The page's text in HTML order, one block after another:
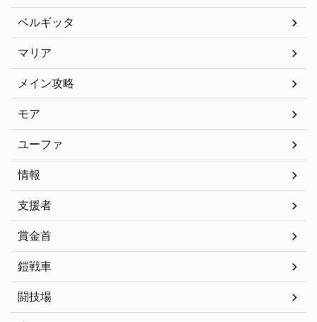
ベルギッタ
マリア
メイン攻略
モア
ユーファ
情報
支援者
賞金首
鎧戦車
闘技場